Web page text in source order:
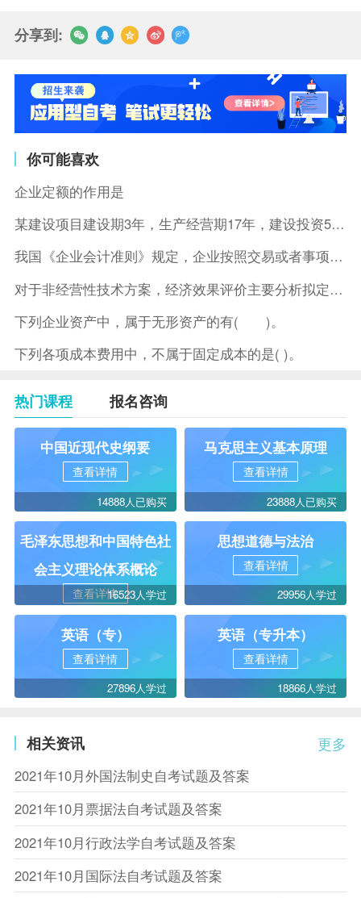
分享到:
你可能喜欢
企业定额的作用是
某建设项目建设期3年，生产经营期17年，建设投资5500万元
我国《企业会计准则》规定，企业按照交易或者事项的经济特征确定
对于非经营性技术方案，经济效果评价主要分析拟定方案的( )。
下列企业资产中，属于无形资产的有( )。
下列各项成本费用中，不属于固定成本的是( )。
热门课程 报名咨询
中国近现代史纲要
查看详情
14888人已购买
马克思主义基本原理
查看详情
23888人已购买
毛泽东思想和中国特色社
会主义理论体系概论
查看详情16523人学过
思想道德与法治
查看详情
29956人学过
英语（专）
查看详情
27896人学过
英语（专升本）
查看详情
18866人学过
更多
相关资讯
2021年10月外国法制史自考试题及答案
2021年10月票据法自考试题及答案
2021年10月行政法学自考试题及答案
2021年10月国际法自考试题及答案